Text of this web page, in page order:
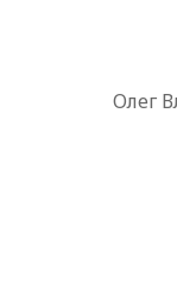
Олег